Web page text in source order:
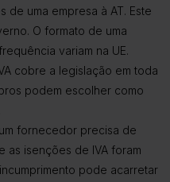
de uma empresa à AT. Este
O formato de uma
variam na UE.
cobre a legislação em toda
podem escolher como
fornecedor precisa de
isenções de IVA foram
pode acarretar